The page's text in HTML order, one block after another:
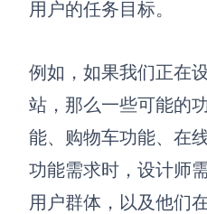
用户的任务目标。
例如，如果我们正在
站，那么一些可能的
能、购物车功能、在
功能需求时，设计师
用户群体，以及他们